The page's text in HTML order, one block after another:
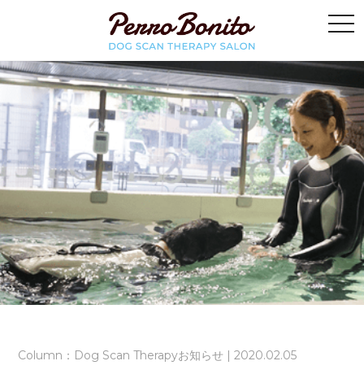
Column：Dog Scan Therapyお知らせ | 2020.02.05